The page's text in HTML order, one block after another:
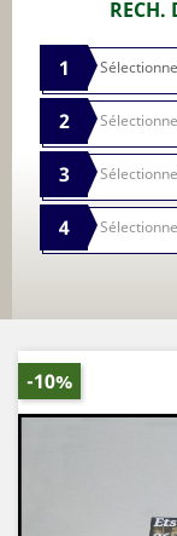
RECH.
1
2
3
4
-10%